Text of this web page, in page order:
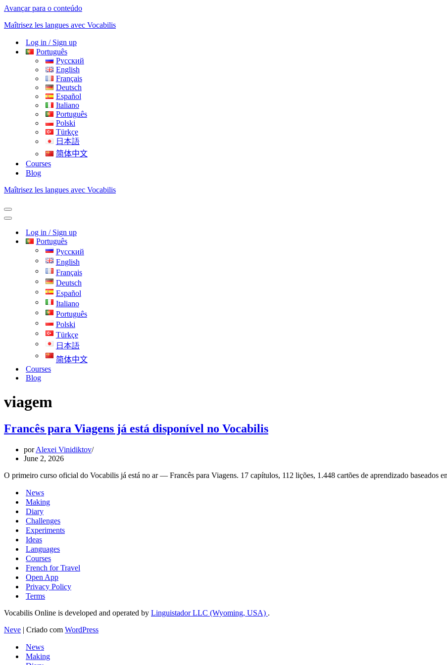
Avançar para o conteúdo
Maîtrisez les langues avec Vocabilis
Log in / Sign up
Português
Русский
English
Français
Deutsch
Español
Italiano
Português
Polski
Türkçe
日本語
简体中文
Courses
Blog
Maîtrisez les langues avec Vocabilis
Menu
de
Menu
navegaçãoLog in / Sign up
Português
Русский
English
Français
Deutsch
Español
Italiano
Português
Polski
Türkçe
日本語
简体中文
Courses
Blog
viagem
Francês para Viagens já está disponível no Vocabilis
porAlexei Vinidiktov
June 2, 2026
O primeiro curso oficial do Vocabilis já está no ar — Francês para Viagens. 17 capítulos, 112 lições, 1.448 cartões de aprendizado baseados
News
Making
Diary
Challenges
Experiments
Ideas
Languages
Courses
French for Travel
Open App
Privacy Policy
Terms
Vocabilis Online is developed and operated by Linguistador LLC (Wyoming, USA) .
Neve | Criado com WordPress
News
Making